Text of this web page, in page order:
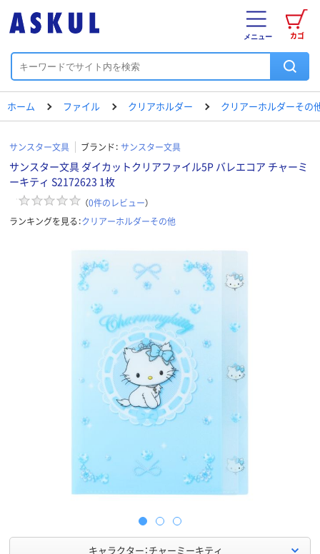
カゴ
メニュー
ホーム ファイル クリアホルダー クリアーホルダーその
サンスター文具 ブランド： サンスター文具
サンスター文具 ダイカットクリアファイル5P バレエコア チャーミ
ーキティ S2172623 1枚
（0件のレビュー）
ランキングを見る：クリアーホルダーその他
キャラクター：チャーミーキティ